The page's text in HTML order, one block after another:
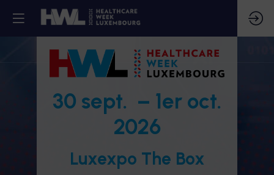
30 sept. – 1er oct.
2026
Luxexpo The Box